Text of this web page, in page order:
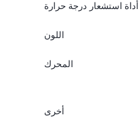
أداة استشعار درجة حرارة
اللون
المحرك
أخرى